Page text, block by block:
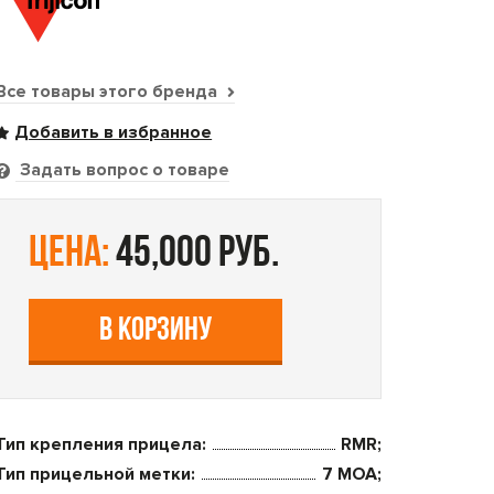
товары этого бренда
Задать вопрос о товаре
цена:45,000 руб.
В КОРЗИНУ
крепления прицела:
RMR;
прицельной метки:
7 MOA;